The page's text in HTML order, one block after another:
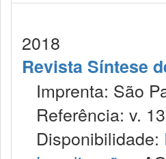
2018
Revista Síntese
Imprenta: São
Referência: v.
Disponibilidade: